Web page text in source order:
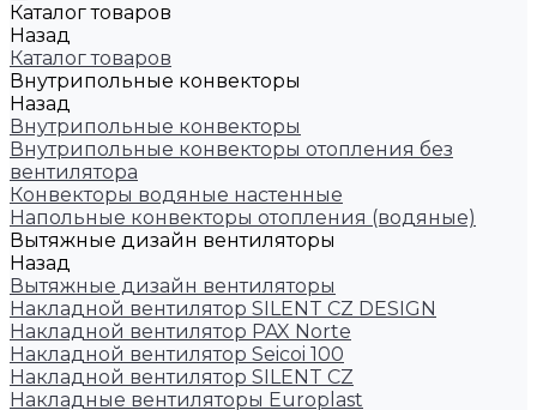
Каталог товаров
Назад
Каталог товаров
Внутрипольные конвекторы
Назад
Внутрипольные конвекторы
Внутрипольные конвекторы отопления без
вентилятора
Конвекторы водяные настенные
Напольные конвекторы отопления (водяные)
Вытяжные дизайн вентиляторы
Назад
Вытяжные дизайн вентиляторы
Накладной вентилятор SILENT CZ DESIGN
Накладной вентилятор PAX Norte
Накладной вентилятор Seicoi 100
Накладной вентилятор SILENT CZ
Накладные вентиляторы Europlast